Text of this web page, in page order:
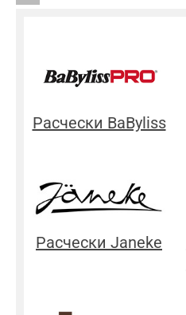
Расчески BaByliss
Расчески Janeke